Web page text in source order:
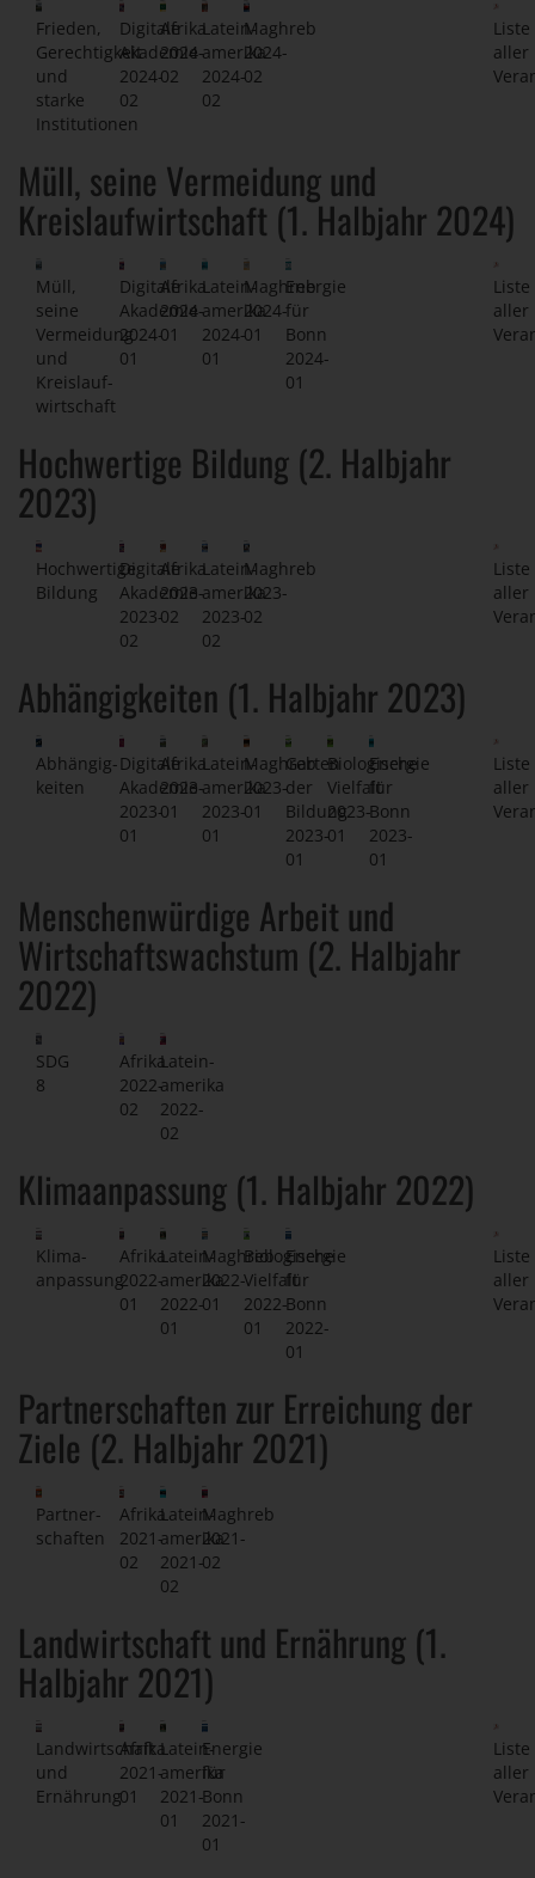
Frieden,
Gerechtigkeit
und
starke
Institutionen
Digitale
Akademie
2024-
02
Afrika
2024-
02
Latein-
amerika
2024-
02
Maghreb
2024-
02
Liste
aller
Müll, seine Vermeidung und
Kreislaufwirtschaft (1. Halbjahr 2024)
Müll,
seine
Vermeidung
und
Kreislauf-
wirtschaft
Digitale
Akademie
2024-
01
Afrika
2024-
01
Latein-
amerika
2024-
01
Maghreb
2024-
01
Energie
für
Bonn
2024-
01
Liste
aller
Hochwertige Bildung (2. Halbjahr
2023)
Hochwertige
Bildung
Digitale
Akademie
2023-
02
Afrika
2023-
02
Latein-
amerika
2023-
02
Maghreb
2023-
02
Liste
aller
Abhängigkeiten (1. Halbjahr 2023)
Abhängig-
keiten
Digitale
Akademie
2023-
01
Afrika
2023-
01
Latein-
amerika
2023-
01
Maghreb
2023-
01
Garten
der
Bildung
2023-
01
Biologische
Vielfalt
2023-
01
Energie
für
Bonn
2023-
01
Liste
aller
Menschenwürdige Arbeit und
Wirtschaftswachstum (2. Halbjahr
2022)
SDG
8
Afrika
2022-
02
Latein-
amerika
2022-
02
Klimaanpassung (1. Halbjahr 2022)
Klima-
anpassung
Afrika
2022-
01
Latein-
amerika
2022-
01
Maghreb
2022-
01
Biologische
Vielfalt
2022-
01
Energie
für
Bonn
2022-
01
Liste
aller
Partnerschaften zur Erreichung der
Ziele (2. Halbjahr 2021)
Partner-
schaften
Afrika
2021-
02
Latein-
amerika
2021-
02
Maghreb
2021-
02
Landwirtschaft und Ernährung (1.
Halbjahr 2021)
Landwirtschaft
und
Ernährung
Afrika
2021-
01
Latein-
amerika
2021-
01
Energie
für
Bonn
2021-
01
Liste
aller